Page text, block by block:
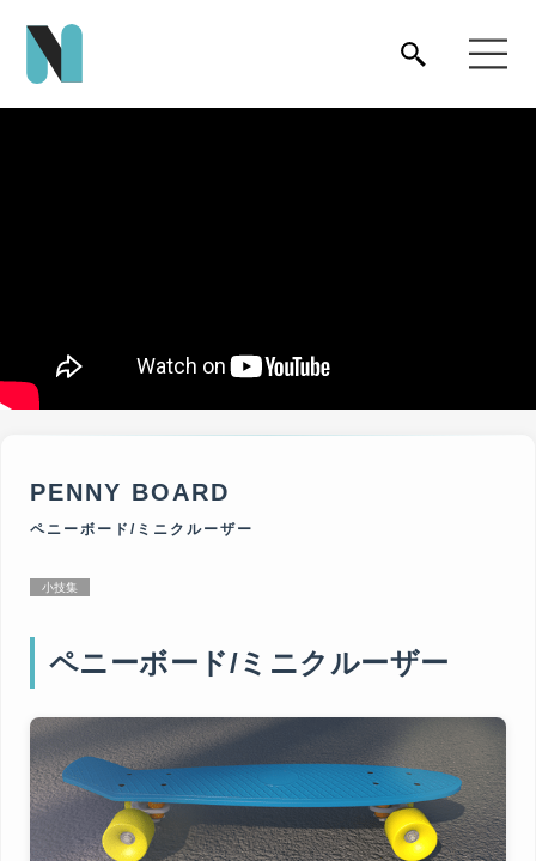
PENNY BOARD
ペニーボード/ミニクルーザー
小技集
ペニーボード/ミニクルーザー